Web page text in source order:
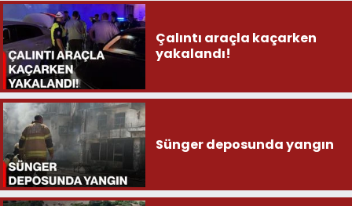
Çalıntı araçla kaçarken
yakalandı!
Sünger deposunda yangın